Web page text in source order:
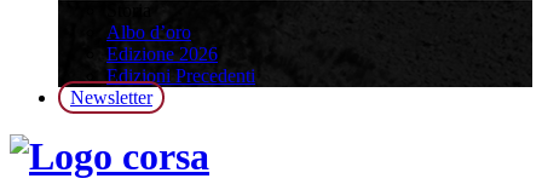
Albo d’oro
Edizione 2026
Edizioni Precedenti
Newsletter